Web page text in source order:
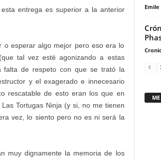
entrega es superior a la anterior
o esperar algo mejor pero eso era lo
tal vez esté agonizando a estas
falta de respeto con que se trató la
y el exagerado e innecesario
rescatable de esto eran los que en
Tortugas Ninja (y si, no me tienen
vez, lo siento pero no es ni será la
muy dignamente la memoria de los
Emile